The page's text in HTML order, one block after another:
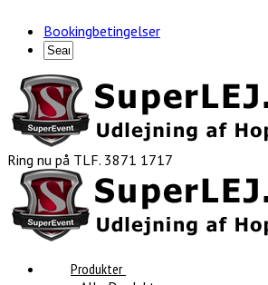
Bookingbetingelser
Ring nu på TLF. 3871 1717
Produkter